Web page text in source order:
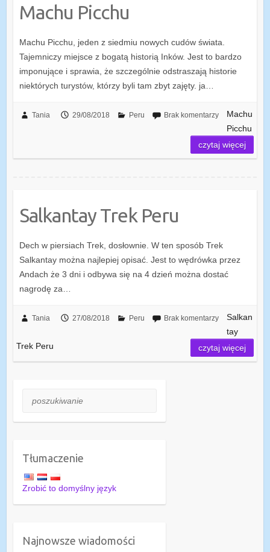
Machu Picchu
Machu Picchu, jeden z siedmiu nowych cudów świata.
Tajemniczy miejsce z bogatą historią Inków. Jest to bardzo
imponujące i sprawia, że ​​szczególnie odstraszają historie
niektórych turystów, którzy byli tam zbyt zajęty. ja…
Tania 29/08/2018 Peru Brak komentarzy
Machu
Picchu
czytaj więcej
Salkantay Trek Peru
Dech w piersiach Trek, dosłownie. W ten sposób Trek
Salkantay można najlepiej opisać. Jest to wędrówka przez
Andach że 3 dni i odbywa się na 4 dzień można dostać
nagrodę za…
Tania 27/08/2018 Peru Brak komentarzy
Salkan
tay
Trek Peru
czytaj więcej
poszukiwanie
Tłumaczenie
Zrobić to domyślny język
Najnowsze wiadomości